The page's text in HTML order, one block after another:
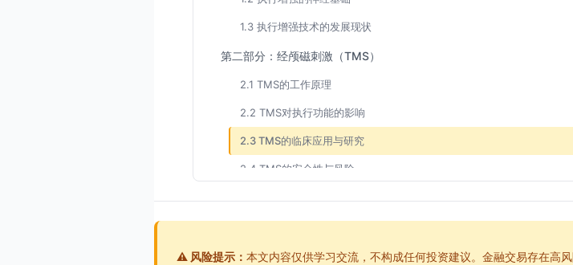
1.3 执行增强技术的发展现状
第二部分：经颅磁刺激（TMS）
2.1 TMS的工作原理
2.2 TMS对执行功能的影响
2.3 TMS的临床应用与研究
2.4 TMS的安全性与风险
第三部分：经颅直流电刺激（tDCS）
3.2 tDCS对执行功能的影响
⚠️ 风险提示： 本文内容仅供学习交流，不构成任何投资建议。金融交易存在高